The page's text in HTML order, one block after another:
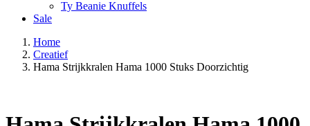
Ty Beanie Knuffels
Sale
Home
Creatief
Hama Strijkkralen Hama 1000 Stuks Doorzichtig